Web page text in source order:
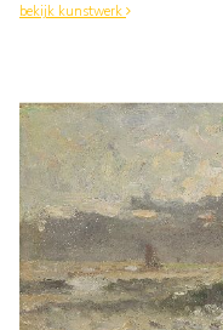
bekijk kunstwerk